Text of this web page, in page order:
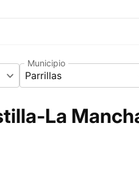
Parrillas
Municipio
La